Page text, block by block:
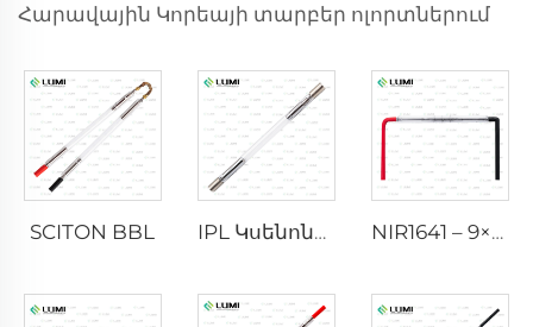
Հարավային Կորեայի տարբեր ոլորտներում
SCITON BBL IPL Կսենոնային լամպ P1640 – 7×47×110 մմ NIR1641 – 9×45×110 մմ